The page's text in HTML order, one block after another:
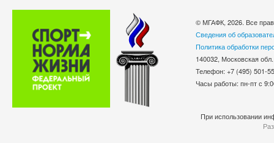
© МГАФК, 2026. Все
Сведения об
Политика обработки
140032, Московская
Телефон: +7 (495)
Часы работы: пн-пт с
При использовании